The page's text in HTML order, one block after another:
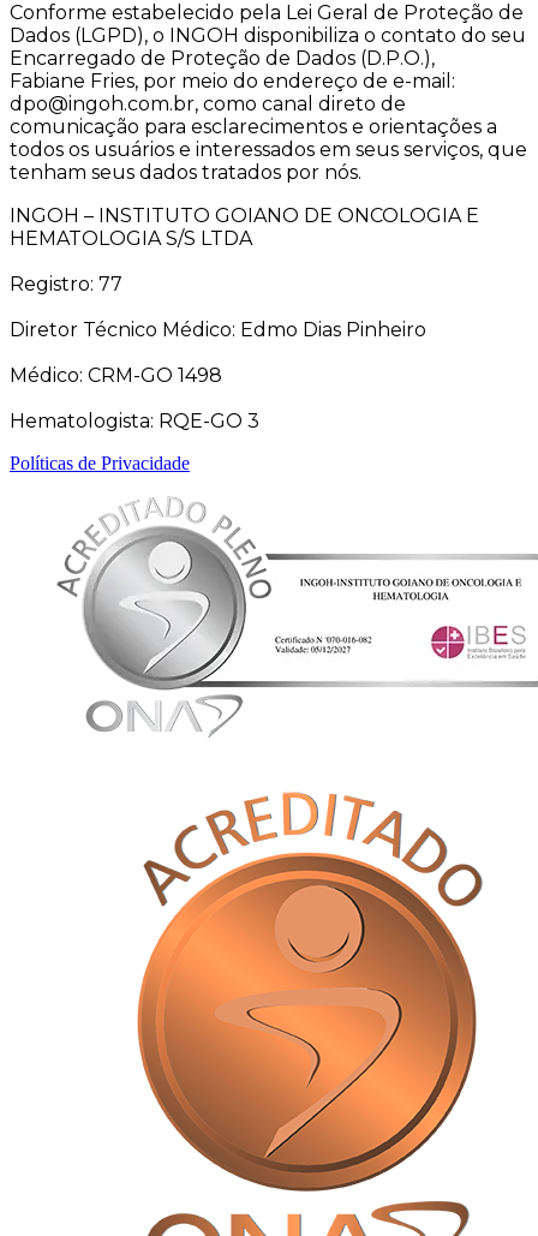
Conforme estabelecido pela Lei Geral de Proteção de
Dados (LGPD), o INGOH disponibiliza o contato do seu
Encarregado de Proteção de Dados (D.P.O.),
Fabiane Fries, por meio do endereço de e-mail:
dpo@ingoh.com.br, como canal direto de
comunicação para esclarecimentos e orientações a
todos os usuários e interessados em seus serviços, que
tenham seus dados tratados por nós.
INGOH – INSTITUTO GOIANO DE ONCOLOGIA E
HEMATOLOGIA S/S LTDA
Registro: 77
Diretor Técnico Médico: Edmo Dias Pinheiro
Médico: CRM-GO 1498
Hematologista: RQE-GO 3
Políticas de Privacidade